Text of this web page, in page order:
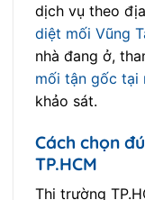
dịch vụ theo
diệt mối Vũng
nhà đang ở,
mối tận gốc tại
khảo sát.
Cách chọn
TP.HCM
Thị trường